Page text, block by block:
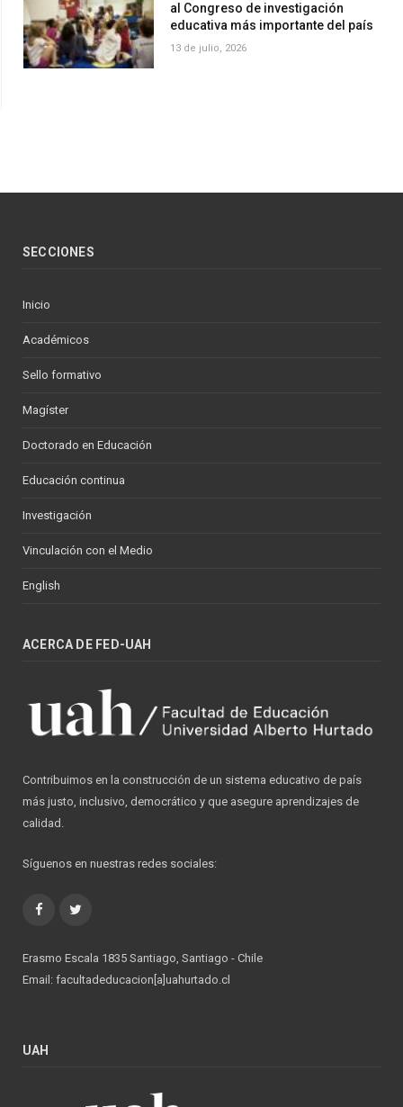
al Congreso de investigación
educativa más importante del país
13 de julio, 2026
SECCIONES
Inicio
Académicos
Sello formativo
Magíster
Doctorado en Educación
Educación continua
Investigación
Vinculación con el Medio
English
ACERCA DE FED-UAH
Contribuimos en la construcción de un sistema educativo de país
más justo, inclusivo, democrático y que asegure aprendizajes de
calidad.
Síguenos en nuestras redes sociales:
Facebook
Erasmo Escala 1835 Santiago, Santiago - Chile
Email: facultadeducacion[a]uahurtado.cl
UAH